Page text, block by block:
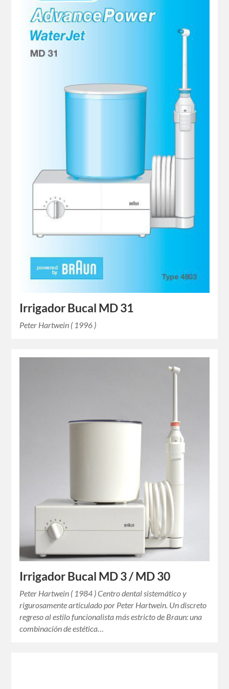
Irrigador Bucal MD 31
Peter Hartwein ( 1996 )
Irrigador Bucal MD 3 / MD 30
Peter Hartwein ( 1984 ) Centro dental sistemático y
rigurosamente articulado por Peter Hartwein. Un discreto
regreso al estilo funcionalista más estricto de Braun: una
combinación de estética…